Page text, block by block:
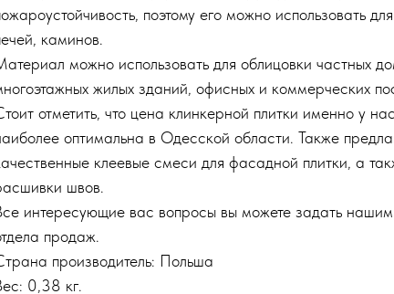
поэтому его можно использовать
каминов.
можно использовать для облицовки частных
жилых зданий, офисных и коммерческих
отметить, что цена клинкерной плитки именно у
оптимальна в Одесской области. Также
клеевые смеси для фасадной плитки, а
швов.
интересующие вас вопросы вы можете задать
продаж.
производитель: Польша
0,38 кг.